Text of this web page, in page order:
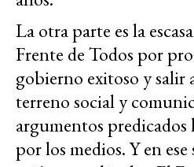
La otra parte es la
Frente de Todos por
gobierno exitoso y salir
terreno social y
argumentos predicados
por los medios. Y en ese